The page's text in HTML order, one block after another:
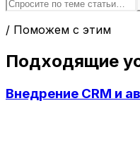
/ Поможем с этим
Подходящие
Внедрение CRM и